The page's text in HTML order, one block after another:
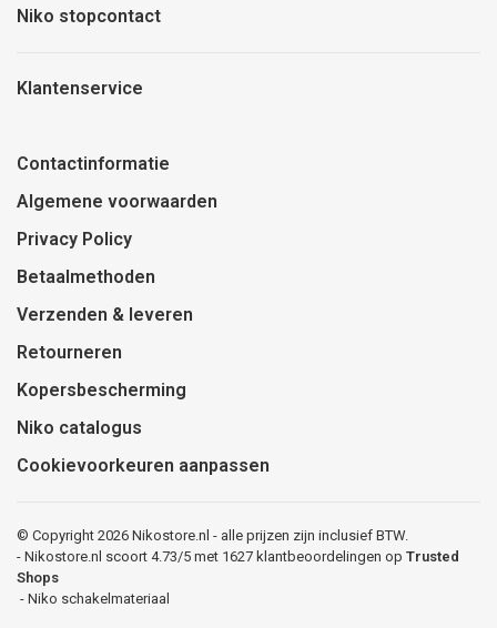
Niko stopcontact
Klantenservice
Contactinformatie
Algemene voorwaarden
Privacy Policy
Betaalmethoden
Verzenden & leveren
Retourneren
Kopersbescherming
Niko catalogus
Cookievoorkeuren aanpassen
© Copyright 2026 Nikostore.nl - alle prijzen zijn inclusief BTW.
- Nikostore.nl scoort 4.73/5 met 1627 klantbeoordelingen op Trusted
Shops
- Niko schakelmateriaal